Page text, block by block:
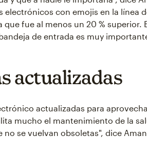
electrónicos con emojis en la línea
fue al menos un 20 % superior.
de entrada es muy
actualizadas
actualizadas para
mucho el mantenimiento de la
se vuelvan obsoletas", dice